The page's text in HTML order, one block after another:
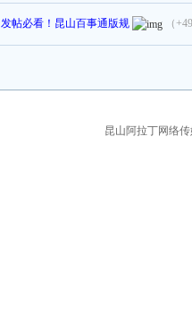
发帖必看！昆山百事通版规 （
昆山阿拉丁网络